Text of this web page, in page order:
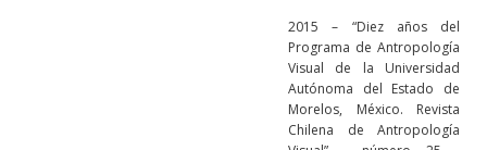
2015 – “Diez años del
Programa de Antropología
Visual de la Universidad
Autónoma del Estado de
Morelos, México. Revista
Chilena de Antropología